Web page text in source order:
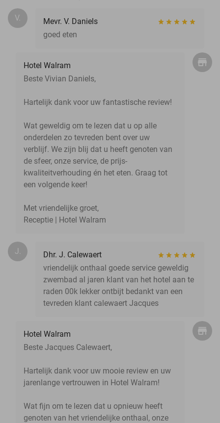
V.
Mevr. V. Daniels
goed eten
Hotel Walram
Beste Vivian Daniels,
Hartelijk dank voor uw fantastische review!
Wat geweldig om te lezen dat u op alle
onderdelen zo tevreden bent over uw
verblijf. We zijn blij dat u heeft genoten van
de sfeer, onze service, de prijs-
kwaliteitverhouding én het eten. Graag tot
een volgende keer!
Met vriendelijke groet,
Receptie | Hotel Walram
J.
Dhr. J. Calewaert
vriendelijk onthaal goede service geweldig
zwembad al jaren klant van het hotel aan te
raden 00k lekker ontbijt bedankt van een
tevreden klant calewaert Jacques
Hotel Walram
Beste Jacques Calewaert,
Hartelijk dank voor uw mooie review en uw
jarenlange vertrouwen in Hotel Walram!
Wat fijn om te lezen dat u opnieuw heeft
genoten van het vriendelijke onthaal, onze